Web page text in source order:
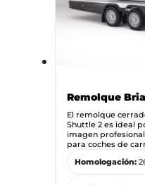
Remolque
El remolque
Shuttle 2 es ideal
imagen
para coches de
Homologación: